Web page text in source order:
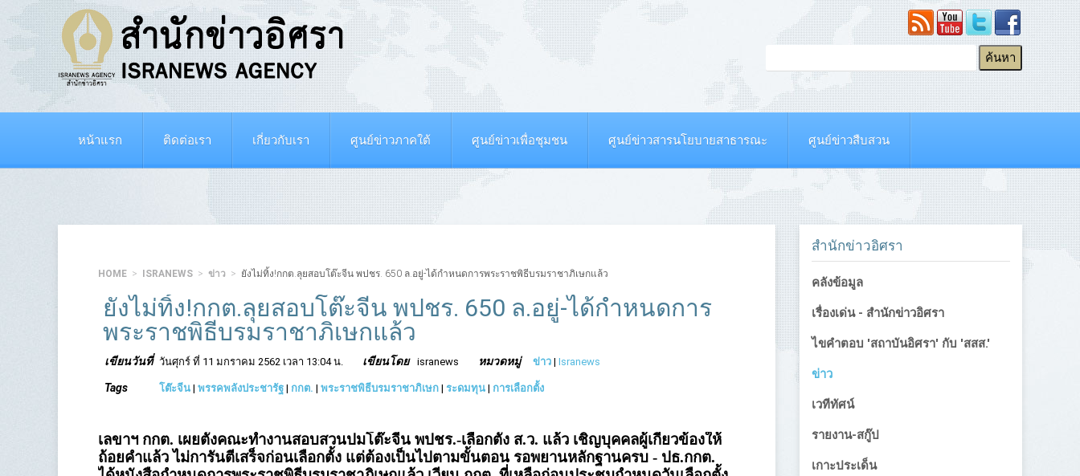
หน้าแรก ติดต่อเรา เกี่ยวกับเรา ศูนย์ข่าวภาคใต้ ศูนย์ข่าวเพื่อชุมชน ศูนย์ข่าวสารนโยบายสาธารณะ ศูนย์ข่าวสืบสวน
HOME ISRANEWS ข่าว ยังไม่ทิ้ง!กกต.ลุยสอบโต๊ะจีน พปชร. 650 ล.อยู่-ได้กำหนดการพระราชพิธีบรมราชาภิเษกแล้ว
ยังไม่ทิ้ง!กกต.ลุยสอบโต๊ะจีน พปชร. 650 ล.อยู่-ได้กำหนดการ
พระราชพิธีบรมราชาภิเษกแล้ว
เขียนวันที่ วันศุกร์ ที่ 11 มกราคม 2562 เวลา 13:04 น. เขียนโดย isranews หมวดหมู่ ข่าว| Isranews
Tags โต๊ะจีน | พรรคพลังประชารัฐ | กกต. | พระราชพิธีบรมราชาภิเษก | ระดมทุน | การเลือกตั้ง
เลขาฯ กกต. เผยตั้งคณะทำงานสอบสวนปมโต๊ะจีน พปชร.-เลือกตั้ง ส.ว. แล้ว เชิญบุคคลผู้เกี่ยวข้องให้
ถ้อยคำแล้ว ไม่การันตีเสร็จก่อนเลือกตั้ง แต่ต้องเป็นไปตามขั้นตอน รอพยานหลักฐานครบ - ปธ.กกต.
สำนักข่าวอิศรา
คลังข้อมูล
เรื่องเด่น - สำนักข่าวอิศรา
ไขคำตอบ 'สถาบันอิศรา' กับ 'สสส.'
ข่าว
เวทีทัศน์
รายงาน-สกู๊ป
เกาะประเด็น